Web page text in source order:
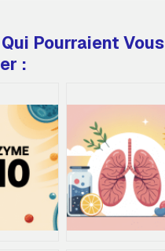
Pourraient Vous
: